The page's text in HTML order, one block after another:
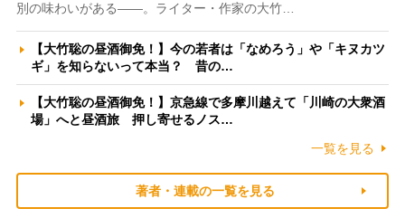
別の味わいがある――。ライター・作家の大竹…
【大竹聡の昼酒御免！】今の若者は「なめろう」や「キヌカツ
ギ」を知らないって本当？ 昔の…
【大竹聡の昼酒御免！】京急線で多摩川越えて「川崎の大衆酒
場」へと昼酒旅 押し寄せるノス…
一覧を見る
著者・連載の一覧を見る